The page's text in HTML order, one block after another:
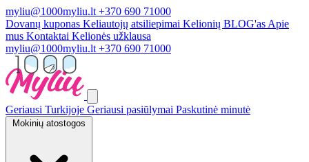
myliu@1000myliu.lt +370 690 71000
Dovanų kuponas Keliautojų atsiliepimai Kelionių BLOG'as Apie
mus Kontaktai Kelionės užklausa
myliu@1000myliu.lt +370 690 71000
Geriausi Turkijoje Geriausi pasiūlymai Paskutinė minutė
Mokinių atostogos